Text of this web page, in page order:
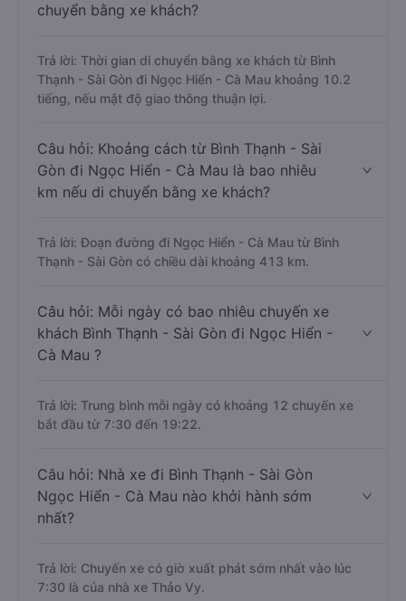
chuyển bằng xe khách?
Trả lời: Thời gian di chuyển bằng xe khách từ Bình
Thạnh - Sài Gòn đi Ngọc Hiển - Cà Mau khoảng 10.2
tiếng, nếu mật độ giao thông thuận lợi.
Câu hỏi: Khoảng cách từ Bình Thạnh - Sài
Gòn đi Ngọc Hiển - Cà Mau là bao nhiêu
km nếu di chuyển bằng xe khách?
Trả lời: Đoạn đường đi Ngọc Hiển - Cà Mau từ Bình
Thạnh - Sài Gòn có chiều dài khoảng 413 km.
Câu hỏi: Mỗi ngày có bao nhiêu chuyến xe
khách Bình Thạnh - Sài Gòn đi Ngọc Hiển -
Cà Mau ?
Trả lời: Trung bình mỗi ngày có khoảng 12 chuyến xe
bắt đầu từ 7:30 đến 19:22.
Câu hỏi: Nhà xe đi Bình Thạnh - Sài Gòn
Ngọc Hiển - Cà Mau nào khởi hành sớm
nhất?
Trả lời: Chuyến xe có giờ xuất phát sớm nhất vào lúc
7:30 là của nhà xe Thảo Vy.